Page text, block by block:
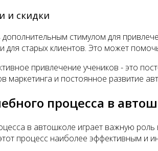
и скидки
дополнительным стимулом для
для старых клиентов. Это может
привлечение учеников - это
маркетинга и постоянное развитие
процесса в
в автошколе играет важную
процесс наиболее эффективным и